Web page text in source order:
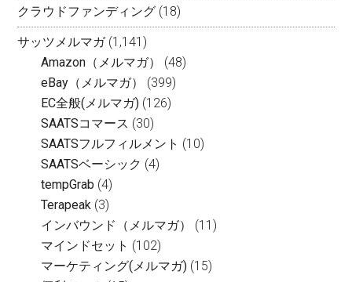
クラウドファンディング (18)
サッツメルマガ(1,141)
Amazon（メルマガ）
(48)
eBay（メルマガ）
(399)
EC全般(メルマガ) (126)
SAATSコマース (30)
SAATSフルフィルメント (10)
SAATSベーシック (4)
tempGrab (4)
Terapeak (3)
インバウンド（メルマガ）
(11)
マインドセット (102)
マーケティング(メルマガ) (15)